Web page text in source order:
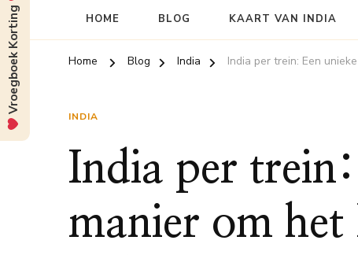
HOME BLOG KAART VAN INDIA
Home Blog India India per trein: Een
INDIA
India per
manier om het
Vroegboek Korting